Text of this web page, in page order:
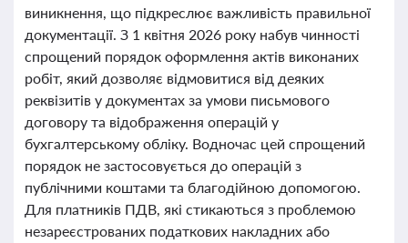
виникнення, що підкреслює важливість правильної
документації. З 1 квітня 2026 року набув чинності
спрощений порядок оформлення актів виконаних
робіт, який дозволяє відмовитися від деяких
реквізитів у документах за умови письмового
договору та відображення операцій у
бухгалтерському обліку. Водночас цей спрощений
порядок не застосовується до операцій з
публічними коштами та благодійною допомогою.
Для платників ПДВ, які стикаються з проблемою
незареєстрованих податкових накладних або